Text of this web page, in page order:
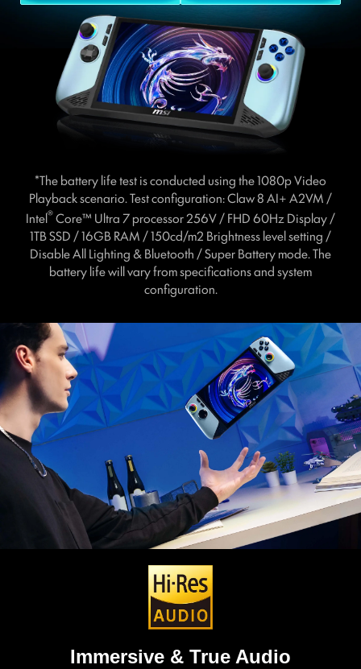
*The battery life test is conducted using the 1080p Video
Playback scenario. Test configuration: Claw 8 AI+ A2VM /
Intel®Core™ Ultra 7 processor 256V / FHD 60Hz Display /
1TB SSD / 16GB RAM / 150cd/m2 Brightness level setting /
Disable All Lighting & Bluetooth / Super Battery mode. The
battery life will vary from specifications and system
configuration.
Immersive & True Audio